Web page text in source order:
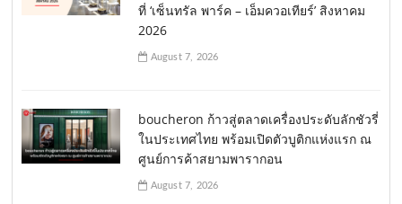
ที่ ‘เซ็นทรัล พาร์ค – เอ็มควอเทียร์’ สิงหาคม
2026
August 7, 2026
boucheron ก้าวสู่ตลาดเครื่องประดับลักชัวรี่
ในประเทศไทย พร้อมเปิดตัวบูติกแห่งแรก ณ
ศูนย์การค้าสยามพารากอน
August 7, 2026